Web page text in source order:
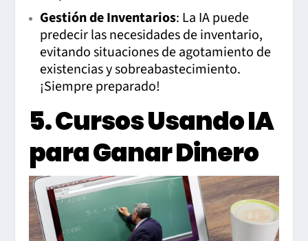
Gestión de Inventarios: La IA puede
predecir las necesidades de inventario,
evitando situaciones de agotamiento de
existencias y sobreabastecimiento.
¡Siempre preparado!
5. Cursos Usando IA
para Ganar Dinero